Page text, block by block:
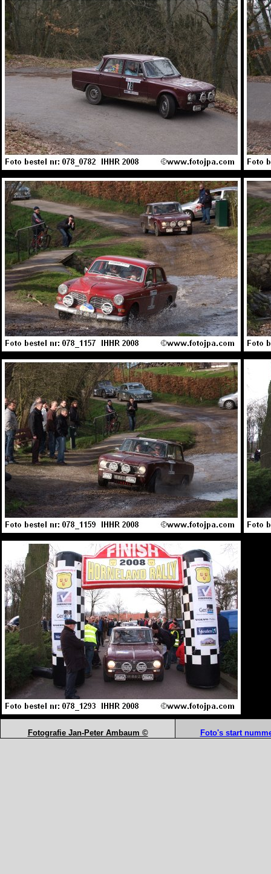
Fotografie Jan-Peter Ambaum © Foto's start